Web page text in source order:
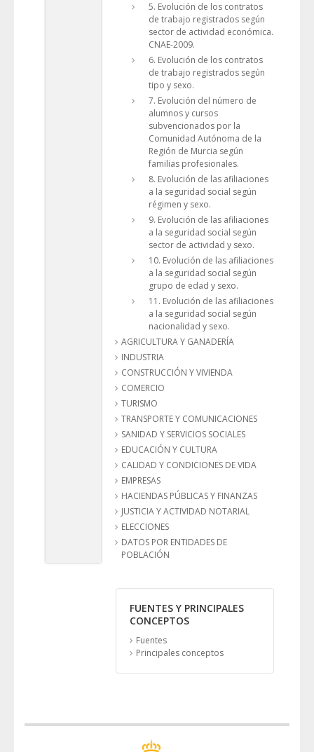
5. Evolución de los contratos
de trabajo registrados según
sector de actividad económica.
CNAE-2009.
6. Evolución de los contratos
de trabajo registrados según
tipo y sexo.
7. Evolución del número de
alumnos y cursos
subvencionados por la
Comunidad Autónoma de la
Región de Murcia según
familias profesionales.
8. Evolución de las afiliaciones
a la seguridad social según
régimen y sexo.
9. Evolución de las afiliaciones
a la seguridad social según
sector de actividad y sexo.
10. Evolución de las afiliaciones
a la seguridad social según
grupo de edad y sexo.
11. Evolución de las afiliaciones
a la seguridad social según
nacionalidad y sexo.
AGRICULTURA Y GANADERÍA
INDUSTRIA
CONSTRUCCIÓN Y VIVIENDA
COMERCIO
TURISMO
TRANSPORTE Y COMUNICACIONES
SANIDAD Y SERVICIOS SOCIALES
EDUCACIÓN Y CULTURA
CALIDAD Y CONDICIONES DE VIDA
EMPRESAS
HACIENDAS PÚBLICAS Y FINANZAS
JUSTICIA Y ACTIVIDAD NOTARIAL
ELECCIONES
DATOS POR ENTIDADES DE
POBLACIÓN
FUENTES Y PRINCIPALES
CONCEPTOS
Fuentes
Principales conceptos